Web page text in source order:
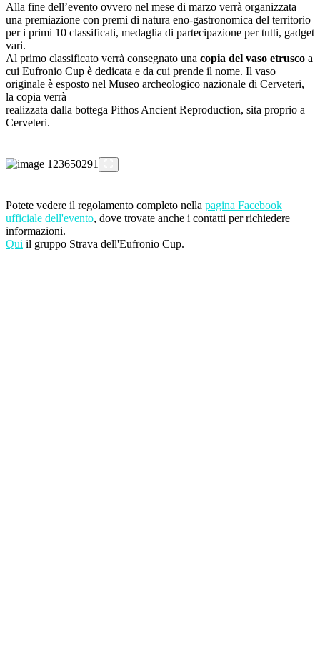
Alla fine dell’evento ovvero nel mese di marzo verrà organizzata
una premiazione con premi di natura eno-gastronomica del territorio
per i primi 10 classificati, medaglia di partecipazione per tutti, gadget
vari.
Al primo classificato verrà consegnato una copia del vaso etrusco a
cui Eufronio Cup è dedicata e da cui prende il nome. Il vaso
originale è esposto nel Museo archeologico nazionale di Cerveteri,
la copia verrà
realizzata dalla bottega Pithos Ancient Reproduction, sita proprio a
Cerveteri.
Potete vedere il regolamento completo nella pagina Facebook
ufficiale dell'evento, dove trovate anche i contatti per richiedere
informazioni.
Qui il gruppo Strava dell'Eufronio Cup.